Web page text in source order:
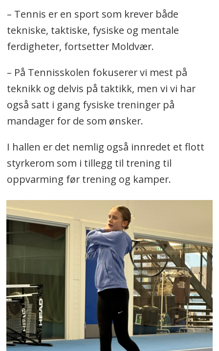
– Tennis er en sport som krever både
tekniske, taktiske, fysiske og mentale
ferdigheter, fortsetter Moldvær.
– På Tennisskolen fokuserer vi mest på
teknikk og delvis på taktikk, men vi vi har
også satt i gang fysiske treninger på
mandager for de som ønsker.
I hallen er det nemlig også innredet et flott
styrkerom som i tillegg til trening til
oppvarming før trening og kamper.